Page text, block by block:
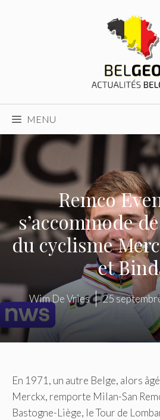
MENU
Remco
s’accommode
du cyclisme
et
Wim De Vries 25
En 1971, un autre Belge, alors
Merckx, remporte Milan-San
Bastogne-Liège, le Tour de